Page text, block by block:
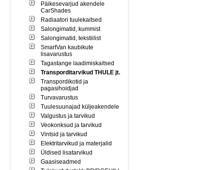
Päikesevarjud akendele
CarShades
Radiaatori tuulekaitsed
Salongimatid, kummist
Salongimatid, tekstiilist
SmartVan kaubikute
lisavarustus
Tagastange laadimiskaitsed
Transporditarvikud THULE jt.
Transpordikotid ja
pagasihoidjad
Turvavarustus
Tuulesuunajad küljeakendele
Valgustus ja tarvikud
Veokonksud ja tarvikud
Vintsid ja tarvikud
Elektritarvikud ja materjalid
Üldised lisatarvikud
Gaasiseadmed